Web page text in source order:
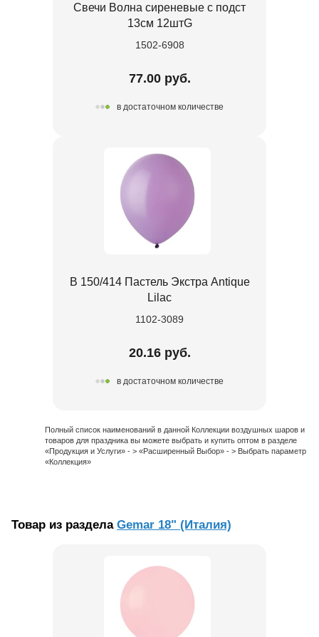
Свечи Волна сиреневые с подст
13см 12штG
1502-6908
77.00 руб.
в достаточном количестве
В 150/414 Пастель Экстра Antique
Lilac
1102-3089
20.16 руб.
в достаточном количестве
Полный список наименований в данной Коллекции воздушных шаров и
товаров для праздника вы можете выбрать и купить оптом в разделе
«Продукция и Услуги» - > «Расширенный Выбор» - > Выбрать параметр
«Коллекция»
Товар из раздела Gemar 18" (Италия)